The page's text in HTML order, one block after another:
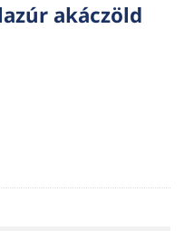
akáczöld